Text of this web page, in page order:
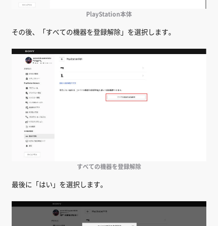
PlayStation本体
その後、「すべての機器を登録解除」を選択します。
すべての機器を登録解除
最後に「はい」を選択します。